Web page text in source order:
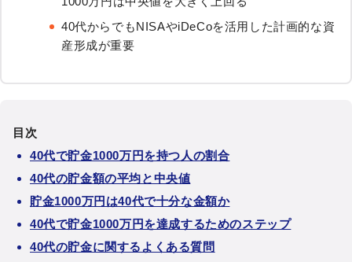
40代からでもNISAやiDeCoを活用した計画的な資
産形成が重要
目次
40代で貯金1000万円を持つ人の割合
40代の貯金額の平均と中央値
貯金1000万円は40代で十分な金額か
40代で貯金1000万円を達成するためのステップ
40代の貯金に関するよくある質問